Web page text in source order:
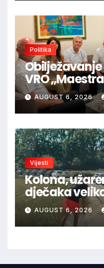
Politika
Obilježavanje
VRO
Jajca uz
BiHAUGUST 6, 2026
Vijesti
Kolona,
dječaka
granice
AUGUST 6, 2026